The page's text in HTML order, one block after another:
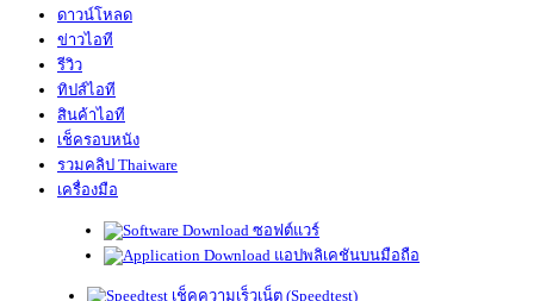
ดาวน์โหลด
ข่าวไอที
รีวิว
ทิปส์ไอที
สินค้าไอที
เช็ครอบหนัง
รวมคลิป Thaiware
เครื่องมือ
ซอฟต์แวร์
แอปพลิเคชันบนมือถือ
เช็คความเร็วเน็ต (Speedtest)